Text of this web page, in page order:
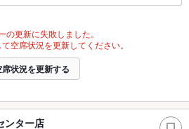
の更新に失敗しました。
空席状況を更新してください。
席状況を更新する
ンター店